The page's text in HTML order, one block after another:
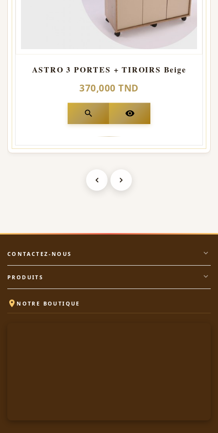
ASTRO 3 PORTES + TIROIRS Beige
370,000 TND
search visibility
CONTACTEZ-NOUS expand_more
PRODUITS expand_more
 NOTRE BOUTIQUE